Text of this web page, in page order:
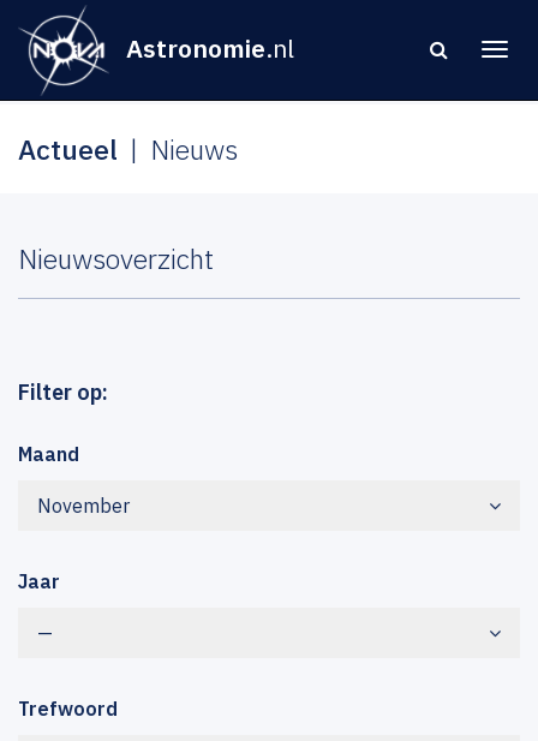
Astronomie.nl
Actueel Nieuws
Nieuwsoverzicht
Filter op:
Maand
November
Jaar
—
Trefwoord